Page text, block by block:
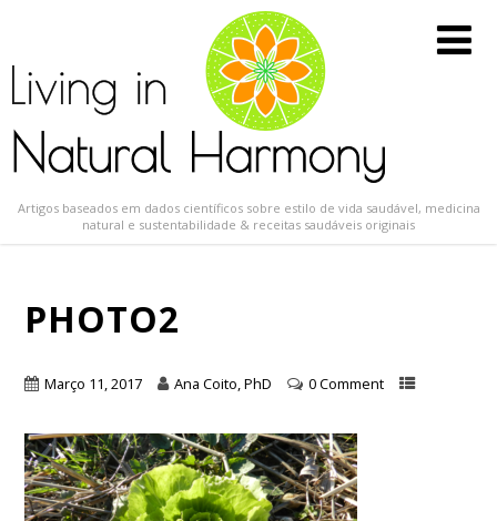
Artigos baseados em dados científicos sobre estilo de vida saudável, medicina
natural e sustentabilidade & receitas saudáveis originais
PHOTO2
Março 11, 2017 Ana Coito, PhD 0 Comment